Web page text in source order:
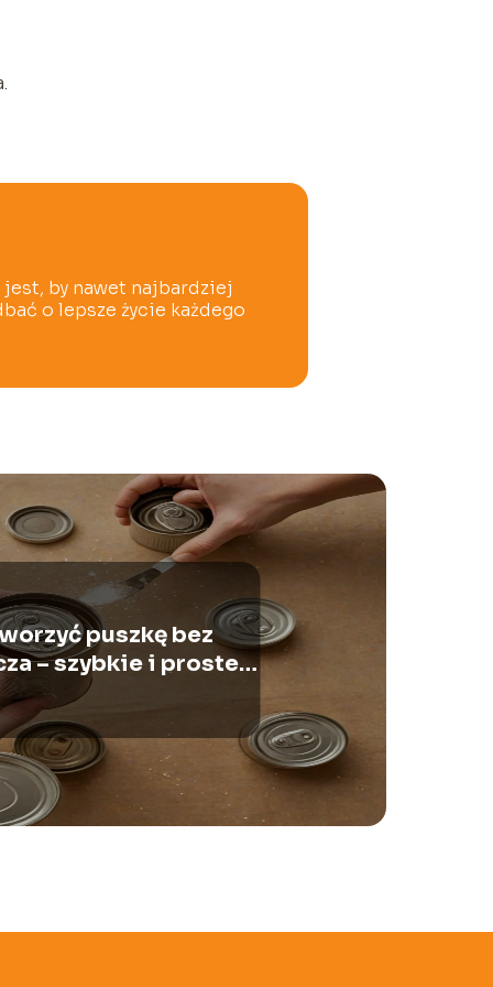
by nawet najbardziej
o lepsze życie każdego
puszkę bez
– szybkie i proste
metody